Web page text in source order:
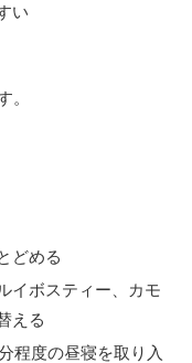
い
。
どめる
イボスティー、カモ
える
程度の昼寝を取り入